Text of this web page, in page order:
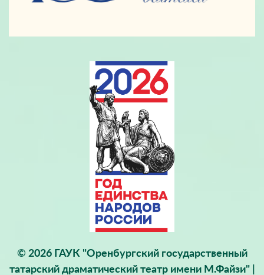
© 2026 ГАУК "Оренбургский государственный
татарский драматический театр имени М.Файзи" |